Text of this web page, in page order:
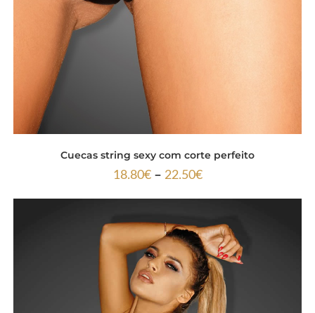
Cuecas string sexy com corte perfeito
18.80€ – 22.50€